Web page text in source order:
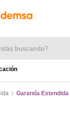
Garantía Extendida